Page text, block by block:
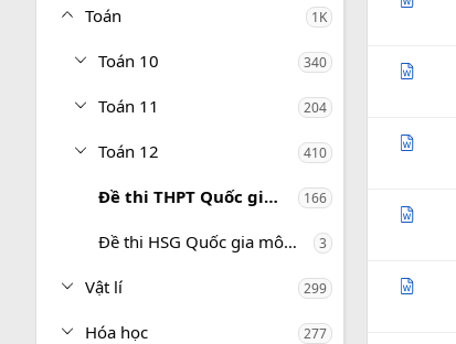
Toán 1K
Toán 10 340
Toán 11 204
Toán 12 410
Đề thi THPT Quốc gia môn Toán 166
Đề thi HSG Quốc gia môn Toán 3
Vật lí 299
Hóa học 277